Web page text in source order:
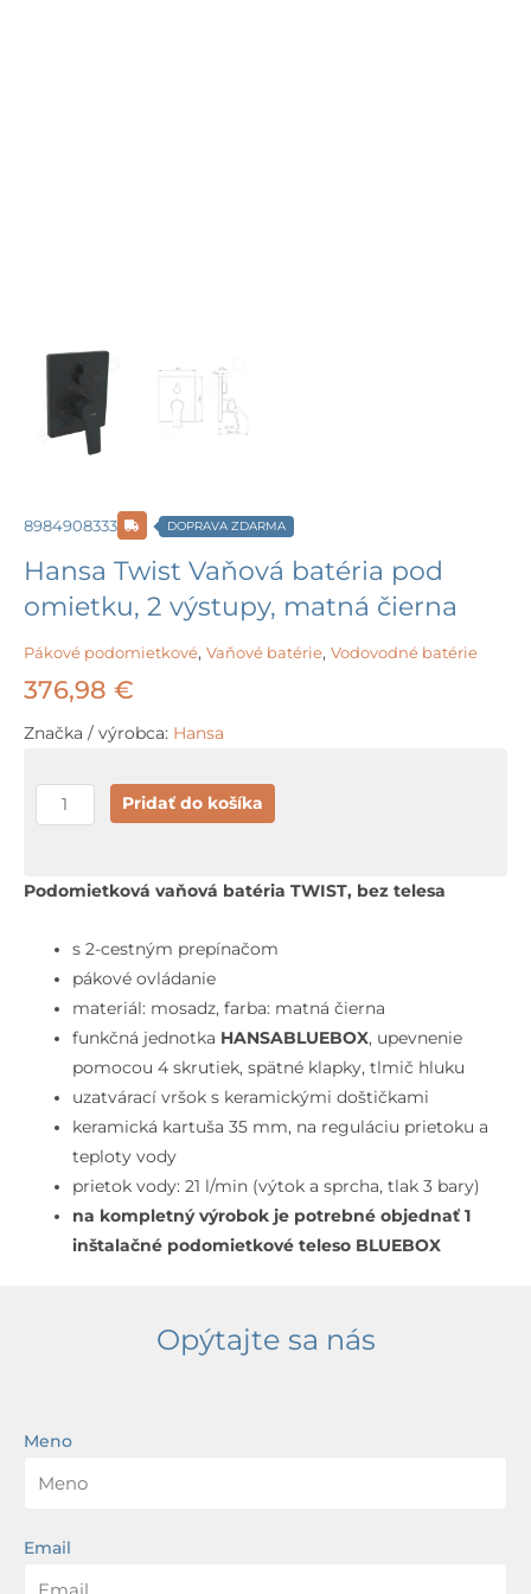
8984908333 DOPRAVA ZDARMA
Hansa Twist Vaňová batéria pod
omietku, 2 výstupy, matná čierna
Pákové podomietkové, Vaňové batérie, Vodovodné batérie
376,98 €
Značka / výrobca: Hansa
množstvo
Hansa
Vaňová
pod
omietku,
výstupy,
matná
čierna
Pridať do košíka
Podomietková vaňová batéria TWIST, bez telesa
s 2-cestným prepínačom
pákové ovládanie
materiál: mosadz, farba: matná čierna
funkčná jednotka HANSABLUEBOX, upevnenie
pomocou 4 skrutiek, spätné klapky, tlmič hluku
uzatvárací vršok s keramickými doštičkami
keramická kartuša 35 mm, na reguláciu prietoku a
teploty vody
prietok vody: 21 l/min (výtok a sprcha, tlak 3 bary)
na kompletný výrobok je potrebné objednať 1
inštalačné podomietkové teleso BLUEBOX
Opýtajte sa nás
Meno
Email